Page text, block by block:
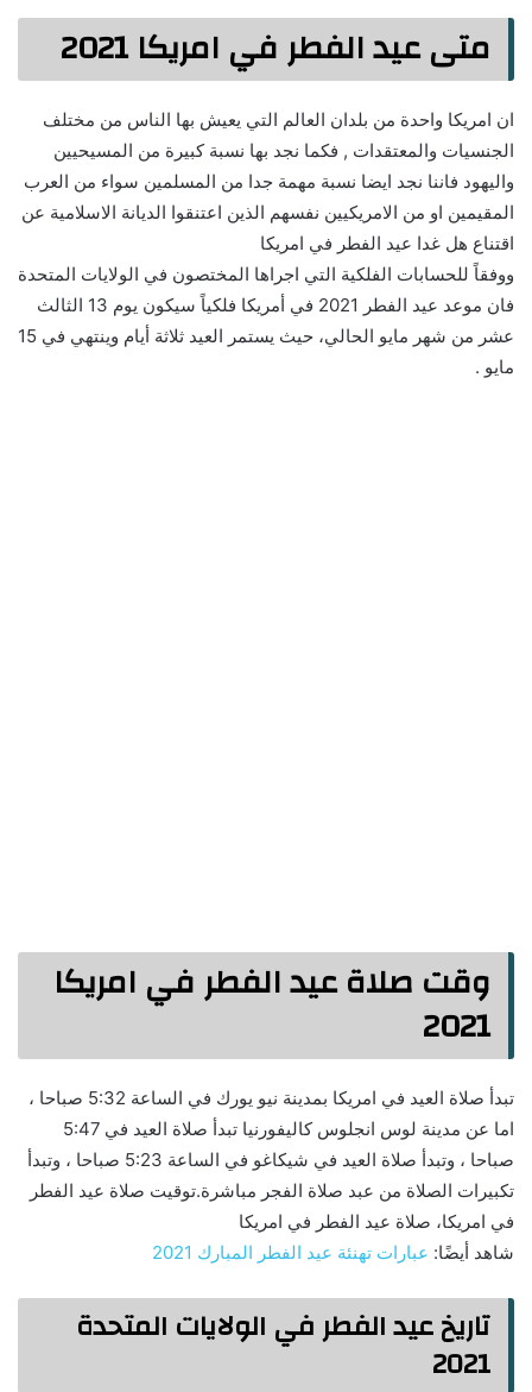
متى عيد الفطر في امريكا 2021
ان امريكا واحدة من بلدان العالم التي يعيش بها الناس من مختلف
الجنسيات والمعتقدات , فكما نجد بها نسبة كبيرة من المسيحيين
واليهود فاننا نجد ايضا نسبة مهمة جدا من المسلمين سواء من العرب
المقيمين او من الامريكيين نفسهم الذين اعتنقوا الديانة الاسلامية عن
اقتناع هل غدا عيد الفطر في امريكا
ووفقاً للحسابات الفلكية التي اجراها المختصون في الولايات المتحدة
فان موعد عيد الفطر 2021 في أمريكا فلكياً سيكون يوم 13 الثالث
عشر من شهر مايو الحالي، حيث يستمر العيد ثلاثة أيام وينتهي في 15
مايو .
وقت صلاة عيد الفطر في امريكا
2021
تبدأ صلاة العيد في امريكا بمدينة نيو يورك في الساعة 5:32 صباحا ،
اما عن مدينة لوس انجلوس كاليفورنيا تبدأ صلاة العيد في 5:47
صباحا ، وتبدأ صلاة العيد في شيكاغو في الساعة 5:23 صباحا ، وتبدأ
تكبيرات الصلاة من عبد صلاة الفجر مباشرة.توقيت صلاة عيد الفطر
في امريكا، صلاة عيد الفطر في امريكا
شاهد أيضًا: عبارات تهنئة عيد الفطر المبارك 2021
تاريخ عيد الفطر في الولايات المتحدة
2021